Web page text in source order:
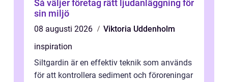
Så väljer företag rätt ljudanläggning för
sin miljö
08 augusti 2026
Viktoria Uddenholm
inspiration
Siltgardin är en effektiv teknik som används
för att kontrollera sediment och föroreningar